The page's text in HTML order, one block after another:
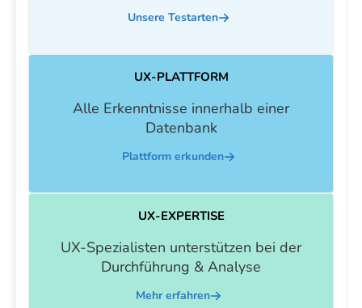
Unsere Testarten
UX-PLATTFORM
Alle Erkenntnisse innerhalb einer
Datenbank
Plattform erkunden
UX-EXPERTISE
UX-Spezialisten unterstützen bei der
Durchführung & Analyse
Mehr erfahren